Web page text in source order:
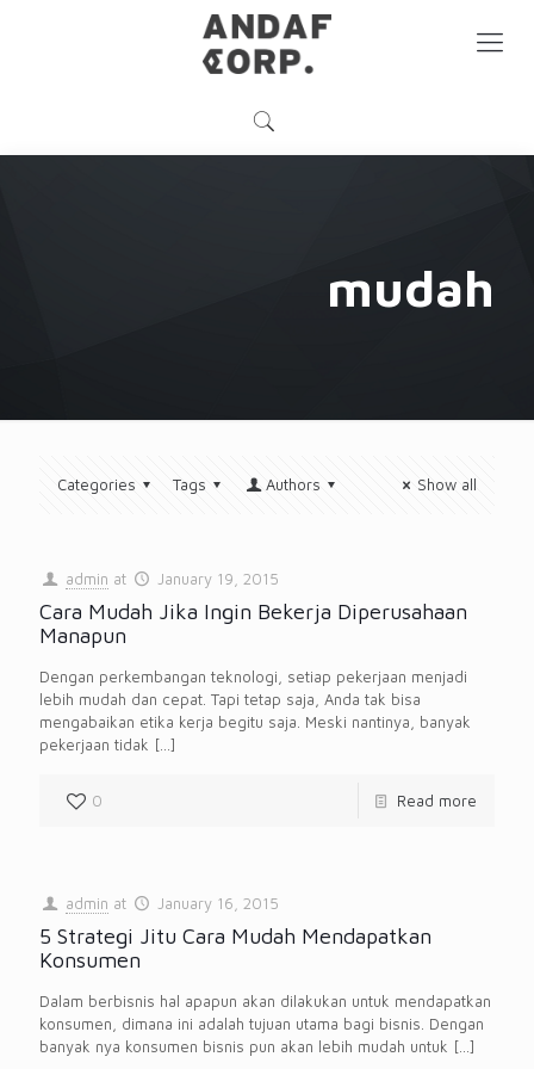
mudah
Categories Tags Authors Show all
admin at January 19, 2015
Cara Mudah Jika Ingin Bekerja Diperusahaan
Manapun
Dengan perkembangan teknologi, setiap pekerjaan menjadi
lebih mudah dan cepat. Tapi tetap saja, Anda tak bisa
mengabaikan etika kerja begitu saja. Meski nantinya, banyak
pekerjaan tidak […]
0 Read more
admin at January 16, 2015
5 Strategi Jitu Cara Mudah Mendapatkan
Konsumen
Dalam berbisnis hal apapun akan dilakukan untuk mendapatkan
konsumen, dimana ini adalah tujuan utama bagi bisnis. Dengan
banyak nya konsumen bisnis pun akan lebih mudah untuk […]